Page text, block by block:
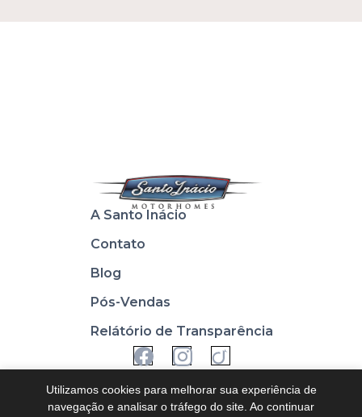
Utilizamos cookies para melhorar sua experiência de
navegação e analisar o tráfego do site. Ao continuar
A Santo Inácio
Contato
Blog
Pós-Vendas
Relátório de Transparência